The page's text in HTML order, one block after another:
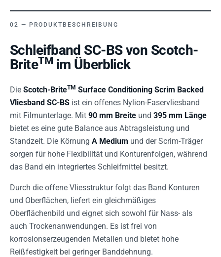
PRODUKTBESCHREIBUNG
Schleifband SC-BS von Scotch-
BriteTM im Überblick
Die Scotch-BriteTM Surface Conditioning Scrim Backed
Vliesband SC-BS ist ein offenes Nylion-Faservliesband
mit Filmunterlage. Mit 90 mm Breite und 395 mm Länge
bietet es eine gute Balance aus Abtragsleistung und
Standzeit. Die Körnung A Medium und der Scrim-Träger
sorgen für hohe Flexibilität und Konturenfolgen, während
das Band ein integriertes Schleifmittel besitzt.
Durch die offene Vliesstruktur folgt das Band Konturen
und Oberflächen, liefert ein gleichmäßiges
Oberflächenbild und eignet sich sowohl für Nass- als
auch Trockenanwendungen. Es ist frei von
korrosionserzeugenden Metallen und bietet hohe
Reißfestigkeit bei geringer Banddehnung.